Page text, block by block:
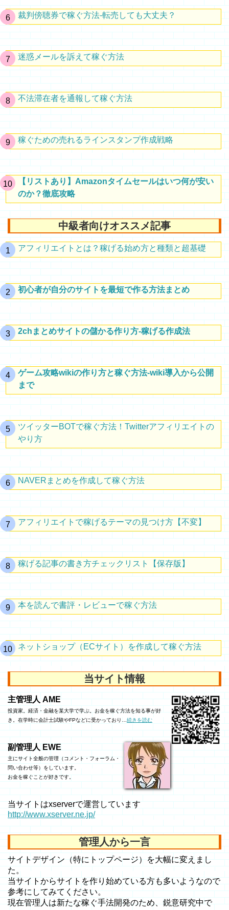
裁判傍聴券で稼ぐ方法-転売しても大丈夫？
迷惑メールを訴えて稼ぐ方法
不法滞在者を通報して稼ぐ方法
稼ぐための売れるラインスタンプ作成戦略
【リストあり】Amazonタイムセールはいつ何が安い
のか？徹底攻略
中級者向けオススメ記事
アフィリエイトとは？稼げる始め方と種類と超基礎
初心者が自分のサイトを最短で作る方法まとめ
2chまとめサイトの儲かる作り方-稼げる作成法
ゲーム攻略wikiの作り方と稼ぐ方法-wiki導入から公開
まで
ツイッターBOTで稼ぐ方法！Twitterアフィリエイトの
やり方
NAVERまとめを作成して稼ぐ方法
アフィリエイトで稼げるテーマの見つけ方【不変】
稼げる記事の書き方チェックリスト【保存版】
本を読んで書評・レビューで稼ぐ方法
ネットショップ（ECサイト）を作成して稼ぐ方法
当サイト情報
主管理人 AME
投資家。経済・金融を某大学で学ぶ。お金を稼ぐ方法を知る事が好
き。在学時に会計士試験やFPなどに受かっており…続きを読む
副管理人 EWE
主にサイト全般の管理（コメント・フォーラム・
問い合わせ等）をしています。
お金を稼ぐことが好きです。
当サイトはxserverで運営しています
http://www.xserver.ne.jp/
管理人から一言
サイトデザイン（特にトップページ）を大幅に変えまし
た。
当サイトからサイトを作り始めている方も多いようなので
参考にしてみてください。
現在管理人は新たな稼ぐ手法開発のため、鋭意研究中で